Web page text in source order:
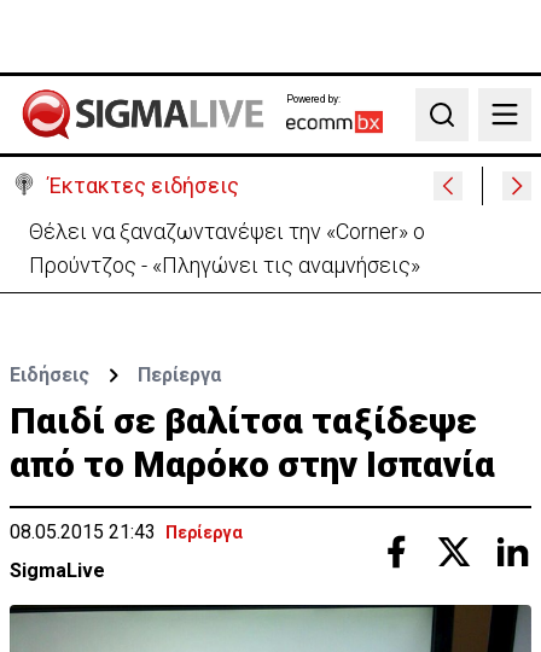
Powered by:
Search
Έκτακτες ειδήσεις
Συνεχίζονται τα 40αρια-Πότε τίθεται σε ισχύ η
κίτρινη προειδοποίηση
Ειδήσεις Περίεργα
Παιδί σε βαλίτσα ταξίδεψε
από το Μαρόκο στην Ισπανία
08.05.2015 21:43 Περίεργα
SigmaLive